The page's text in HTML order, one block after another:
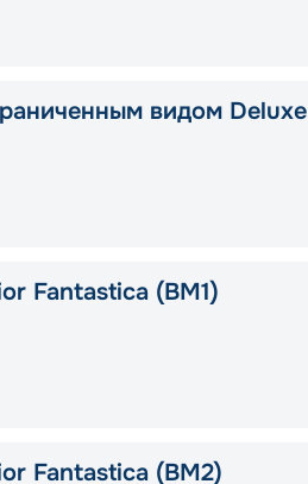
видом Deluxe
Fantastica (BM1)
Fantastica (BM2)